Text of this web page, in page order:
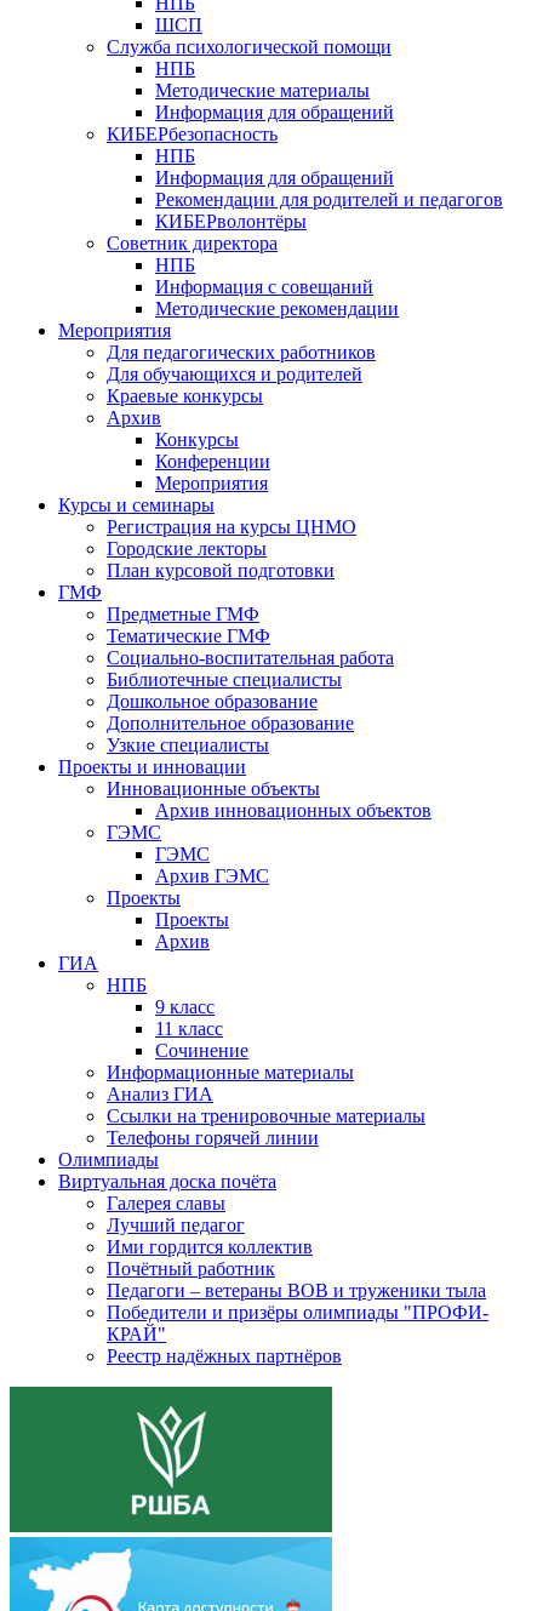
ШСП
Служба психологической помощи
НПБ
Методические материалы
Информация для обращений
КИБЕРбезопасность
НПБ
Информация для обращений
Рекомендации для родителей и педагогов
КИБЕРволонтёры
Советник директора
НПБ
Информация с совещаний
Методические рекомендации
Мероприятия
Для педагогических работников
Для обучающихся и родителей
Краевые конкурсы
Архив
Конкурсы
Конференции
Мероприятия
Курсы и семинары
Регистрация на курсы ЦНМО
Городские лекторы
План курсовой подготовки
ГМФ
Предметные ГМФ
Тематические ГМФ
Социально-воспитательная работа
Библиотечные специалисты
Дошкольное образование
Дополнительное образование
Узкие специалисты
Проекты и инновации
Инновационные объекты
Архив инновационных объектов
ГЭМС
ГЭМС
Архив ГЭМС
Проекты
Проекты
Архив
ГИА
НПБ
9 класс
11 класс
Сочинение
Информационные материалы
Анализ ГИА
Ссылки на тренировочные материалы
Телефоны горячей линии
Олимпиады
Виртуальная доска почёта
Галерея славы
Лучший педагог
Ими гордится коллектив
Почётный работник
Педагоги – ветераны ВОВ и труженики тыла
Победители и призёры олимпиады "ПРОФИ-
КРАЙ"
Реестр надёжных партнёров